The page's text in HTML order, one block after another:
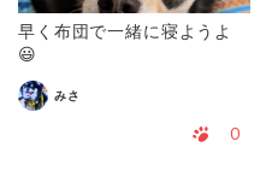
早く布団で一緒に寝ようよ
😃
みさ
0